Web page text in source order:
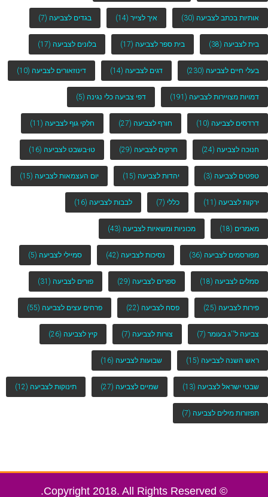
אותיות בכתב לצביעה (30) איך לצייר (14) בגדים לצביעה (7)
בית לצביעה (38) בית ספר לצביעה (17) בלונים לצביעה (17)
בעלי חיים לצביעה (230) דגים לצביעה (14) דינוזאורים לצביעה (10)
דמויות מצויירות לצביעה (191) דפי צביעה כלי נגינה (5)
דרדסים לצביעה (10) חורף לצביעה (27) חלקי גוף לצביעה (11)
חנוכה לצביעה (24) חרקים לצביעה (29) טו-בשבט לצביעה (16)
טפטים לצביעה (3) יהדות לצביעה (15) יום העצמאות לצביעה (15)
ירקות לצביעה (11) כללי (7) לבבות לצביעה (16)
מאמרים (18) מכוניות ומשאיות לצביעה (43)
מפורסמים לצביעה (36) נסיכות לצביעה (42) סמיילי לצביעה (5)
סמלים לצביעה (18) ספרים לצביעה (29) פורים לצביעה (31)
פירות לצביעה (25) פסח לצביעה (22) פרחים עצים לצביעה (55)
צביעה ל''ג בעומר (7) צורות לצביעה (7) קיץ לצביעה (26)
ראש השנה לצביעה (15) שבועות לצביעה (16)
שבטי ישראל לצביעה (13) שמיים לצביעה (27) תינוקות לצביעה (12)
תפזורות מילים לצביעה (7)
© Copyright 2018. All Rights Reserved.